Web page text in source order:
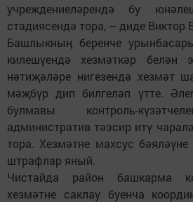
учреждениеләрендә бу
стадиясендә тора, – диде Виктор
Башлыкның беренче
килешүендә хезмәткәр
нәтиҗәләре нигезендә хезмәт
мәҗбүр дип билгеләп үтте.
булмавы контроль-
административ тәэсир итү
тора. Хезмәтне махсус бәяләүне
штрафлар яный.
Чистайда район башкарма
хезмәтне саклау буенча